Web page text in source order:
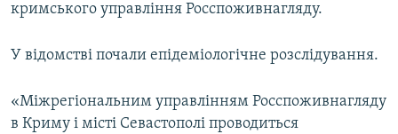
кримського управління Росспоживнагляду.
У відомстві почали епідеміологічне розслідування.
«Міжрегіональним управлінням Росспоживнагляду
в Криму і місті Севастополі проводиться